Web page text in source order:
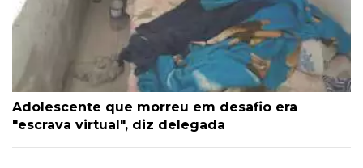
Adolescente que morreu em desafio era
"escrava virtual", diz delegada